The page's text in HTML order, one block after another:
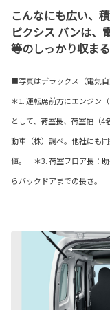
こんなにも広い、
ピクシス バンは、
等のしっかり収まる
■写真はデラックス（電気自
＊1. 運転席前方にエンジン
として、荷室長、荷室幅（
動車（株）調べ。他社にも
値。 ＊3. 荷室フロア長：
らバックドアまでの長さ。